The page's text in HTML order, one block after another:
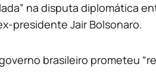
na disputa diplomática
presidente Jair Bolsonaro.
brasileiro prometeu